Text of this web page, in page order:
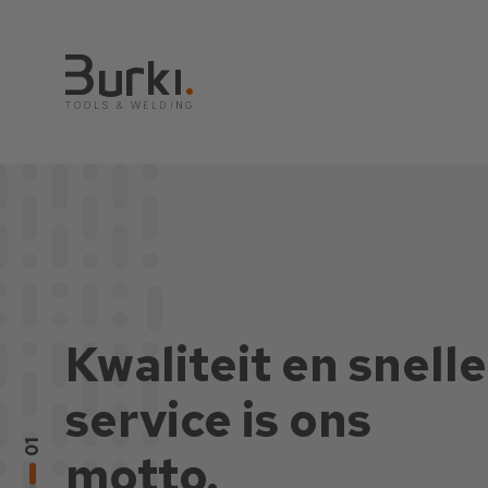
Jouw leverancier
in lasapparatuur
en
02